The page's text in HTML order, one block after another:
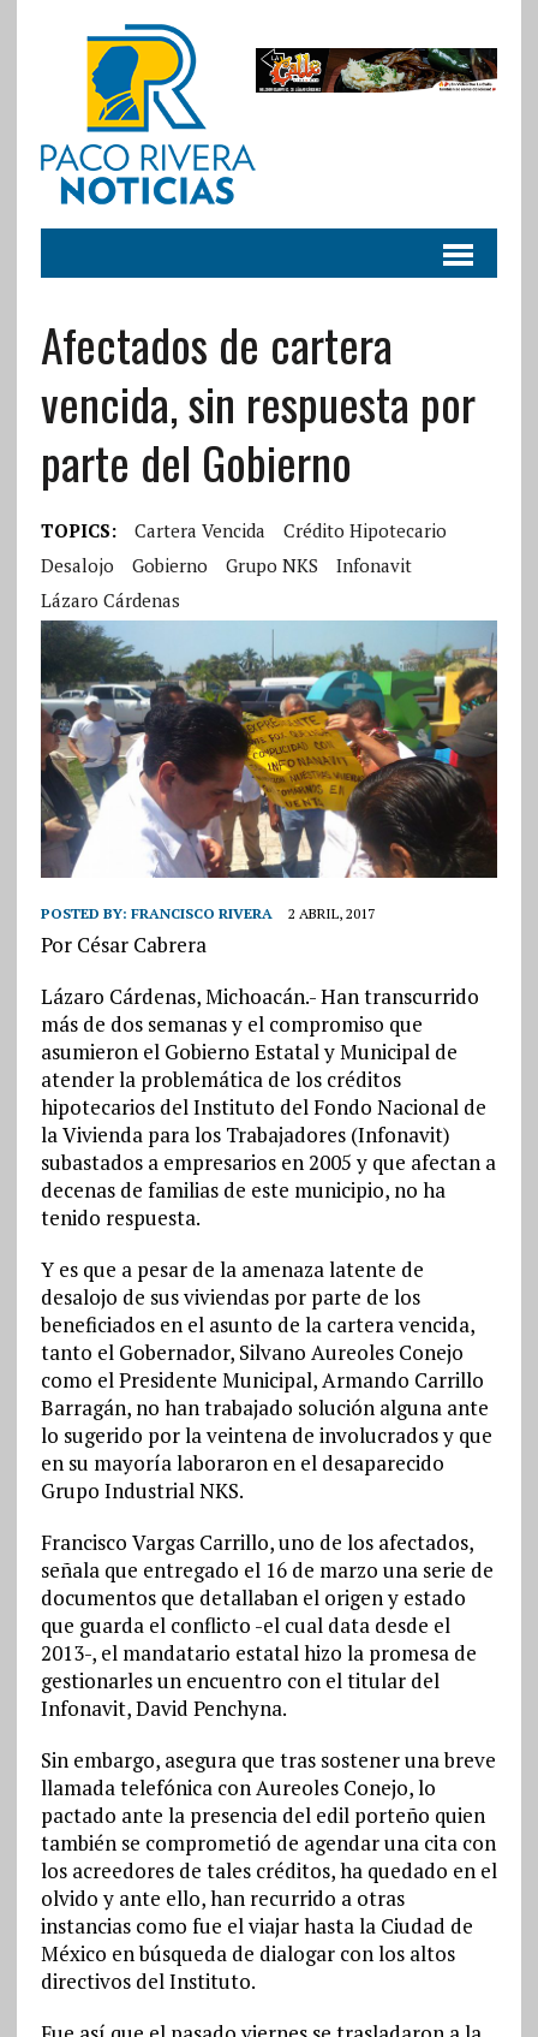
Afectados de cartera
vencida, sin respuesta por
parte del Gobierno
TOPICS: Cartera Vencida
Crédito Hipotecario
Desalojo
Gobierno Grupo NKS
Infonavit
Lázaro Cárdenas
POSTED BY: FRANCISCO RIVERA 2 ABRIL, 2017
Por César Cabrera
Lázaro Cárdenas, Michoacán.- Han transcurrido
más de dos semanas y el compromiso que
asumieron el Gobierno Estatal y Municipal de
atender la problemática de los créditos
hipotecarios del Instituto del Fondo Nacional de
la Vivienda para los Trabajadores (Infonavit)
subastados a empresarios en 2005 y que afectan a
decenas de familias de este municipio, no ha
tenido respuesta.
Y es que a pesar de la amenaza latente de
desalojo de sus viviendas por parte de los
beneficiados en el asunto de la cartera vencida,
tanto el Gobernador, Silvano Aureoles Conejo
como el Presidente Municipal, Armando Carrillo
Barragán, no han trabajado solución alguna ante
lo sugerido por la veintena de involucrados y que
en su mayoría laboraron en el desaparecido
Grupo Industrial NKS.
Francisco Vargas Carrillo, uno de los afectados,
señala que entregado el 16 de marzo una serie de
documentos que detallaban el origen y estado
que guarda el conflicto -el cual data desde el
2013-, el mandatario estatal hizo la promesa de
gestionarles un encuentro con el titular del
Infonavit, David Penchyna.
Sin embargo, asegura que tras sostener una breve
llamada telefónica con Aureoles Conejo, lo
pactado ante la presencia del edil porteño quien
también se comprometió de agendar una cita con
los acreedores de tales créditos, ha quedado en el
olvido y ante ello, han recurrido a otras
instancias como fue el viajar hasta la Ciudad de
México en búsqueda de dialogar con los altos
directivos del Instituto.